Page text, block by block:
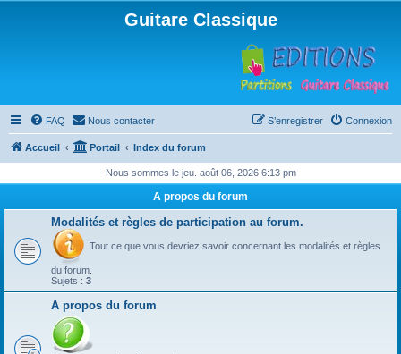
Guitare Classique
FAQ Nous contacter Connexion
S’enregistrer
Accueil Portail Index du forum
Nous sommes le jeu. août 06, 2026 6:13 pm
A propos du forum
Modalités et règles de participation au forum.
Tout ce que vous devriez savoir concernant les modalités et règles
du forum.
Sujets : 3
A propos du forum